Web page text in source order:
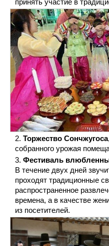
принять участие в
Торжество Сончжугоса
собранного урожая
Фестиваль
В течение двух дней
проходят традиционные
распространенное
времена, а в качестве
из посетителей.